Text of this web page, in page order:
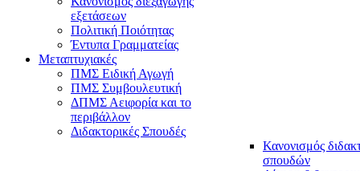
εξετάσεων
Πολιτική Ποιότητας
Έντυπα Γραμματείας
Μεταπτυχιακές
ΠΜΣ Ειδική Αγωγή
ΠΜΣ Συμβουλευτική
ΔΠΜΣ Αειφορία και το
περιβάλλον
Διδακτορικές Σπουδές
Κανονισμός
σπουδών